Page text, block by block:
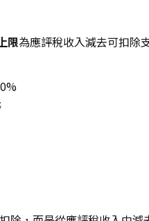
限為應評稅收入減去可扣除